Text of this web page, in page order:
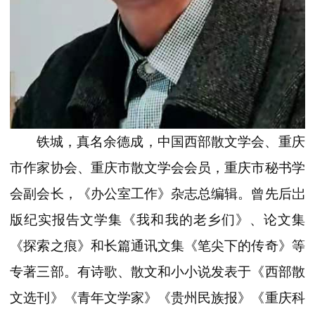
铁城，真名余德成，中国西部散文学会、重庆
市作家协会、重庆市散文学会会员，重庆市秘书学
会副会长，《办公室工作》杂志总编辑。曾先后岀
版纪实报告文学集《我和我的老乡们》、论文集
《探索之痕》和长篇通讯文集《笔尖下的传奇》等
专著三部。有诗歌、散文和小小说发表于《西部散
文选刊》《青年文学家》《贵州民族报》《重庆科